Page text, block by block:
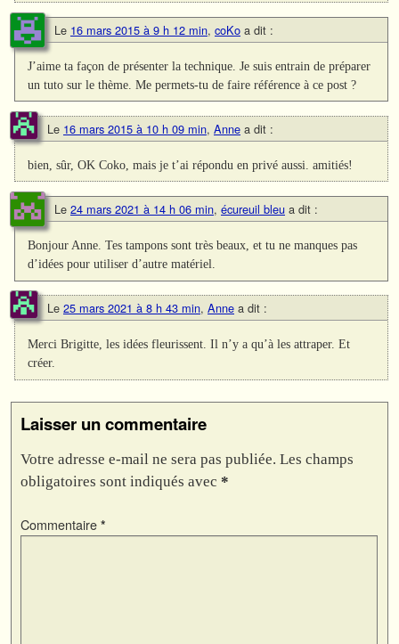
Le 16 mars 2015 à 9 h 12 min, coKo a dit :
J’aime ta façon de présenter la technique. Je suis entrain de préparer
un tuto sur le thème. Me permets-tu de faire référence à ce post ?
Le 16 mars 2015 à 10 h 09 min, Anne a dit :
bien, sûr, OK Coko, mais je t’ai répondu en privé aussi. amitiés!
Le 24 mars 2021 à 14 h 06 min, écureuil bleu a dit :
Bonjour Anne. Tes tampons sont très beaux, et tu ne manques pas
d’idées pour utiliser d’autre matériel.
Le 25 mars 2021 à 8 h 43 min, Anne a dit :
Merci Brigitte, les idées fleurissent. Il n’y a qu’à les attraper. Et
créer.
Laisser un commentaire
Votre adresse e-mail ne sera pas publiée. Les champs
obligatoires sont indiqués avec *
Commentaire *